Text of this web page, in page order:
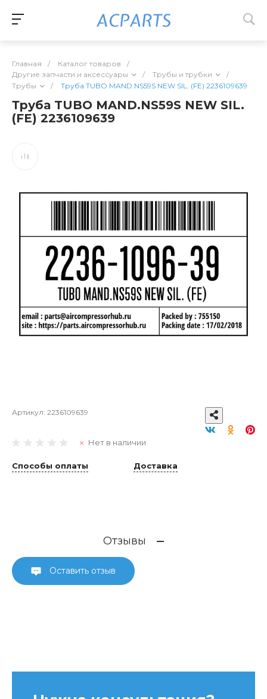
Главная / Каталог товаров
/
Другие запчасти и аксессуары
/ Трубы и трубки
/
Трубы
/ Труба TUBO MAND.NS59S NEW SIL. (FE) 2236109639
Труба TUBO MAND.NS59S NEW SIL.
(FE) 2236109639
Артикул: 2236109639
Нет в наличии
Способы оплаты Доставка
Отзывы
Оставить отзыв